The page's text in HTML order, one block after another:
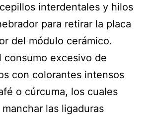
interdentales y hilos
para retirar la placa
del módulo cerámico.
consumo excesivo de
con colorantes intensos
o cúrcuma, los cuales
las ligaduras